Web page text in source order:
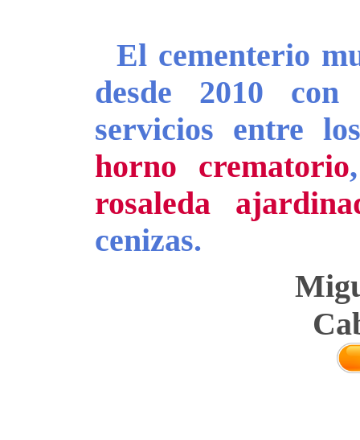
El cementerio
desde 2010
servicios entre
horno crematorio
rosaleda
cenizas.